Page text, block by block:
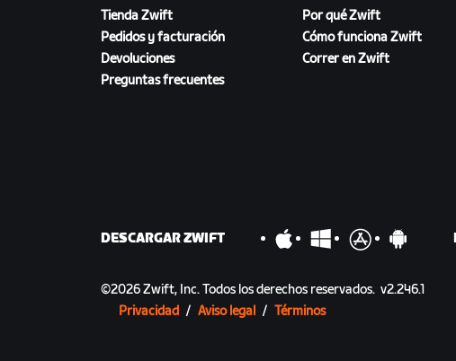
Tienda Zwift
Pedidos y facturación
Devoluciones
Preguntas frecuentes
Por qué Zwift
Cómo funciona Zwift
Correr en Zwift
DESCARGAR ZWIFT
©2026Zwift, Inc.Todos los derechos reservados. v2.246.1
Privacidad / Aviso legal / Términos